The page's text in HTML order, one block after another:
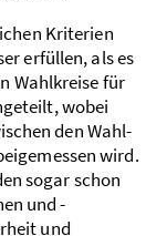
Krite­rien
­erfüllen, als es
Wahlkreise für
wobei
den Wahl­
wird.
sogar schon
und -
und